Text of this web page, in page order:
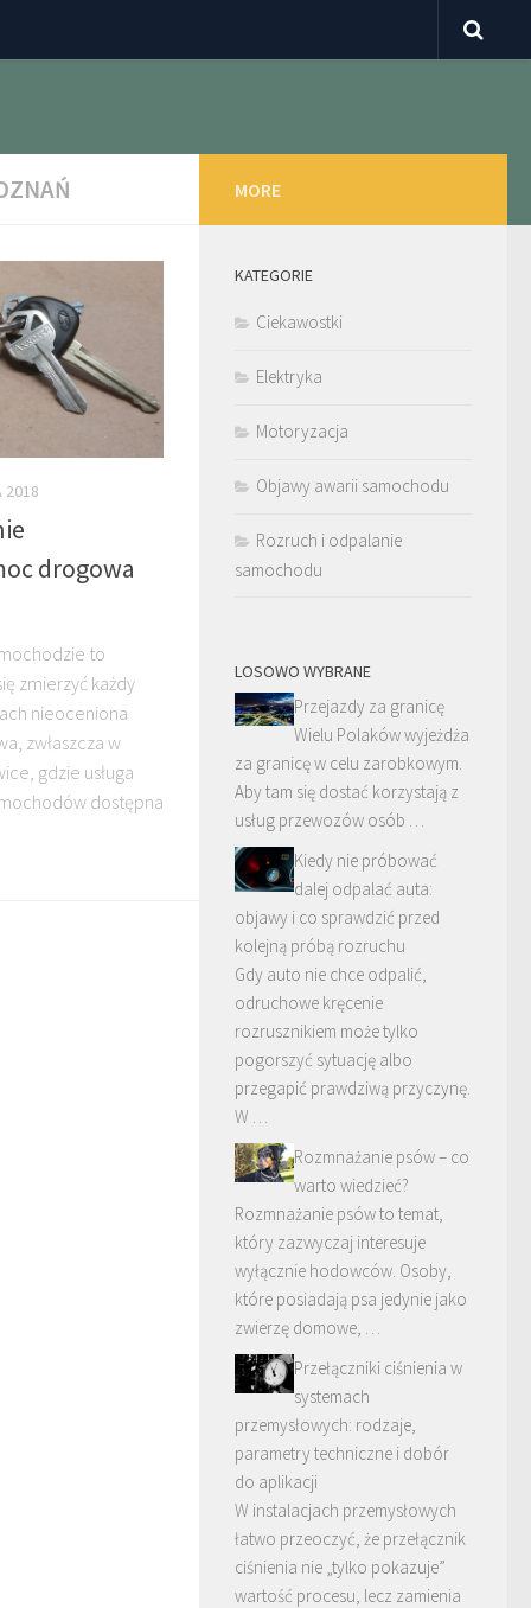
2018
drogowa
to
zmierzyć każdy
nieoceniona
zwłaszcza w
gdzie usługa
dostępna
MORE
KATEGORIE
Ciekawostki
Elektryka
Motoryzacja
Objawy awarii samochodu
Rozruch i odpalanie
samochodu
LOSOWO WYBRANE
Przejazdy za granicę
Wielu Polaków wyjeżdża
za granicę w celu zarobkowym.
Aby tam się dostać korzystają z
usług przewozów osób …
Kiedy nie próbować
dalej odpalać auta:
objawy i co sprawdzić przed
kolejną próbą rozruchu
Gdy auto nie chce odpalić,
odruchowe kręcenie
rozrusznikiem może tylko
pogorszyć sytuację albo
przegapić prawdziwą przyczynę.
W …
Rozmnażanie psów – co
warto wiedzieć?
Rozmnażanie psów to temat,
który zazwyczaj interesuje
wyłącznie hodowców. Osoby,
które posiadają psa jedynie jako
zwierzę domowe, …
Przełączniki ciśnienia w
systemach
przemysłowych: rodzaje,
parametry techniczne i dobór
do aplikacji
W instalacjach przemysłowych
łatwo przeoczyć, że przełącznik
ciśnienia nie „tylko pokazuje”
wartość procesu, lecz zamienia